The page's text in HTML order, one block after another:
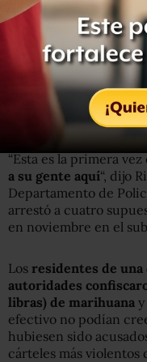
Decenas de agentes
entrevistados por la
miembros o
intercepciones de
informantes o
tribunales revisados
“Esta es la primera
a su gente aquí“, dijo
Departamento de
arrestó a cuatro
en noviembre en el
Los residentes de una
autoridades
libras) de marihuana
efectivo no podían
hubiesen sido
cárteles más violentos